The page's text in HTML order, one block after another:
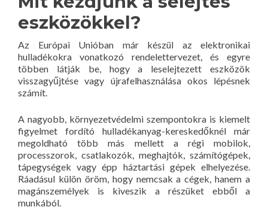
eszközökkel?
Az Európai Unióban már készül az elektronikai
hulladékokra vonatkozó rendelettervezet, és egyre
többen látják be, hogy a leselejtezett eszközök
visszagyűjtése vagy újrafelhasználása okos lépésnek
számít.
A nagyobb, környezetvédelmi szempontokra is kiemelt
figyelmet fordító hulladékanyag-kereskedőknél már
megoldható több más mellett a régi mobilok,
processzorok, csatlakozók, meghajtók, számítógépek,
tápegységek vagy épp háztartási gépek elhelyezése.
Ráadásul külön öröm, hogy nemcsak a cégek, hanem a
magánszemélyek is kiveszik a részüket ebből a
munkából.